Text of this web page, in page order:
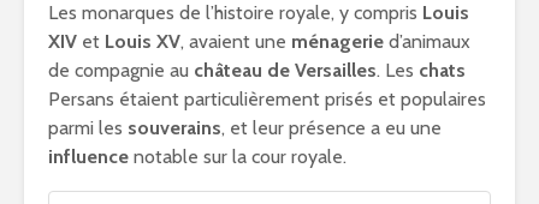
Les monarques de l’histoire royale, y compris Louis
XIV et Louis XV, avaient une ménagerie d’animaux
de compagnie au château de Versailles. Les chats
Persans étaient particulièrement prisés et populaires
parmi les souverains, et leur présence a eu une
influence notable sur la cour royale.